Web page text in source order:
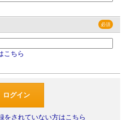
こちら
をされていない方はこちら